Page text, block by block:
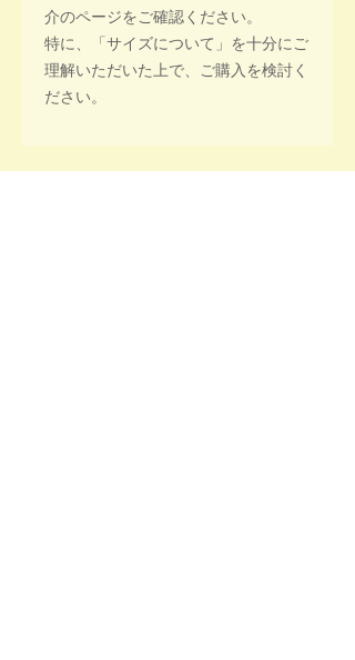
介のページをご確認ください。
特に、「サイズについて」を十分にご
理解いただいた上で、ご購入を検討く
ださい。